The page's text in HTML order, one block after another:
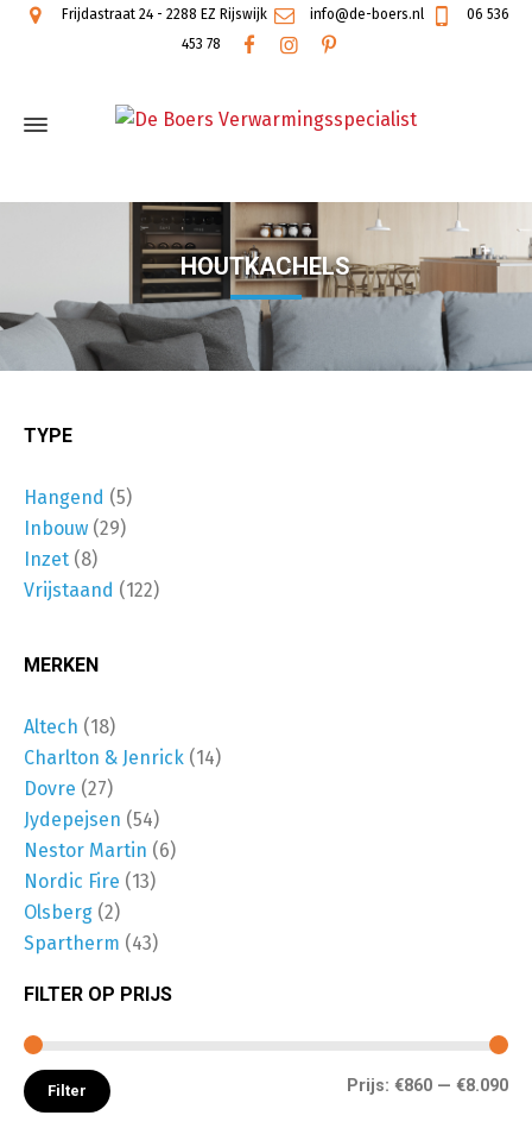
Frijdastraat 24 - 2288 EZ Rijswijk info@de-boers.nl
06 536
453 78
HOUTKACHELS
TYPE
Hangend (5)
Inbouw (29)
Inzet (8)
Vrijstaand (122)
MERKEN
Altech (18)
Charlton & Jenrick (14)
Dovre (27)
Jydepejsen (54)
Nestor Martin (6)
Nordic Fire (13)
Olsberg (2)
Spartherm (43)
FILTER OP PRIJS
Filter Prijs: €860 — €8.090